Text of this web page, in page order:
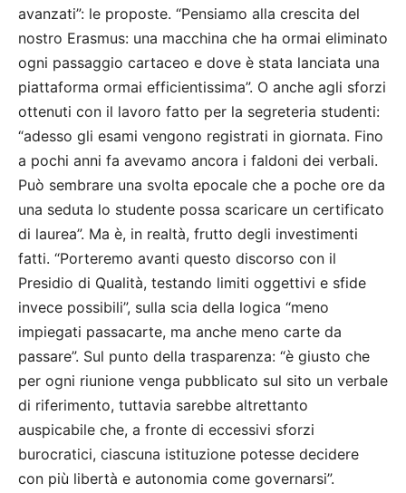
avanzati”: le proposte. “Pensiamo alla crescita del
nostro Erasmus: una macchina che ha ormai eliminato
ogni passaggio cartaceo e dove è stata lanciata una
piattaforma ormai efficientissima”. O anche agli sforzi
ottenuti con il lavoro fatto per la segreteria studenti:
“adesso gli esami vengono registrati in giornata. Fino
a pochi anni fa avevamo ancora i faldoni dei verbali.
Può sembrare una svolta epocale che a poche ore da
una seduta lo studente possa scaricare un certificato
di laurea”. Ma è, in realtà, frutto degli investimenti
fatti. “Porteremo avanti questo discorso con il
Presidio di Qualità, testando limiti oggettivi e sfide
invece possibili”, sulla scia della logica “meno
impiegati passacarte, ma anche meno carte da
passare”. Sul punto della trasparenza: “è giusto che
per ogni riunione venga pubblicato sul sito un verbale
di riferimento, tuttavia sarebbe altrettanto
auspicabile che, a fronte di eccessivi sforzi
burocratici, ciascuna istituzione potesse decidere
con più libertà e autonomia come governarsi”.